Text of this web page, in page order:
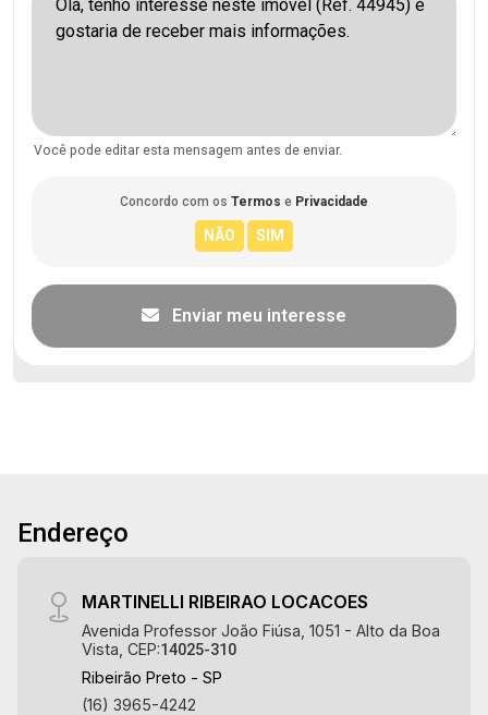
Você pode editar esta mensagem antes de enviar.
Concordo com os Termos e Privacidade
Enviar meu interesse
Endereço
MARTINELLI RIBEIRAO LOCACOES
Avenida Professor João Fiúsa, 1051 - Alto da Boa
Vista, CEP:14025-310
Ribeirão Preto - SP
(16) 3965-4242